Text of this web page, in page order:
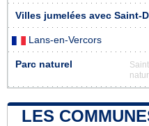
Villes jumelées avec Saint-
Lans-en-Vercors
Parc naturel
LES